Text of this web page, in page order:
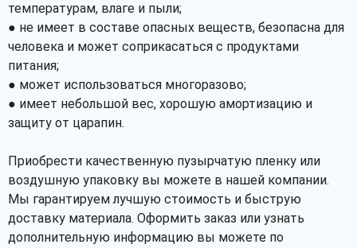
температурам, влаге и пыли;
● не имеет в составе опасных веществ, безопасна для
человека и может соприкасаться с продуктами
питания;
● может использоваться многоразово;
● имеет небольшой вес, хорошую амортизацию и
защиту от царапин.
Приобрести качественную пузырчатую пленку или
воздушную упаковку вы можете в нашей компании.
Мы гарантируем лучшую стоимость и быструю
доставку материала. Оформить заказ или узнать
дополнительную информацию вы можете по